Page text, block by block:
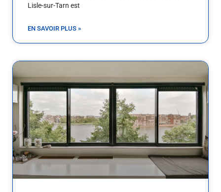
Lisle-sur-Tarn est
EN SAVOIR PLUS »